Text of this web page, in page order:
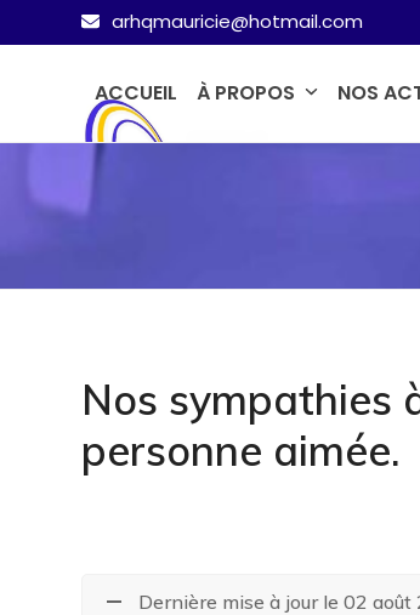
to
arhqmauricie@hotmail.com
ACCUEIL À PROPOS NOS
Nos sympathies
personne aimée.
Dernière mise à jour le 02 août